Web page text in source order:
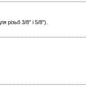
різьб 3/8" і 5/8").